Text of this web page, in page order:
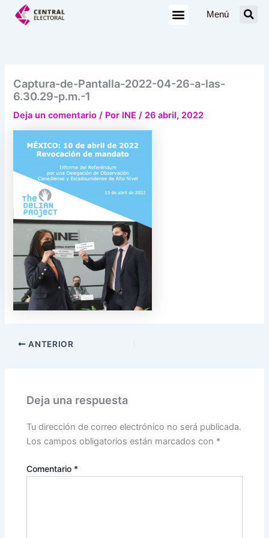
Menú
Captura-de-Pantalla-2022-04-26-a-las-
6.30.29-p.m.-1
Deja un comentario / Por INE/ 26 abril, 2022
ANTERIOR
Deja una respuesta
Tu dirección de correo electrónico no será publicada.
Los campos obligatorios están marcados con *
Comentario *